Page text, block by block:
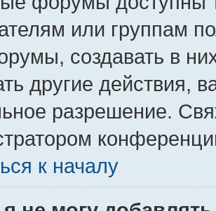
или группам
создавать в
другие действия,
разрешение.
к началу